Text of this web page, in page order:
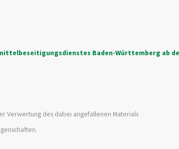
Baden-Württemberg ab
Verwertung des dabei angefallenen Materials